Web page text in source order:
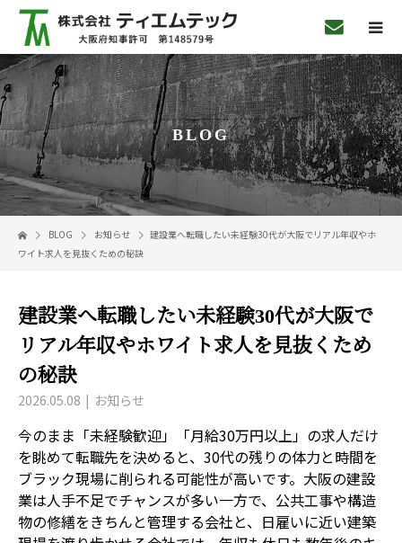
BLOG
BLOG お知らせ
建設業へ転職したい未経験30代が大阪でリアル年収やホ
ワイト求人を見抜くための秘訣
建設業へ転職したい未経験30代が大阪で
リアル年収やホワイト求人を見抜くため
の秘訣
2026.05.08 お知らせ
今のまま「未経験歓迎」「月給30万円以上」の求人だけ
を眺めて転職先を決めると、30代の残りの体力と時間を
ブラック現場に削られる可能性が高いです。大阪の建設
業は人手不足でチャンスが多い一方で、公共工事や構造
物の修繕をきちんと管理する会社と、日雇いに近い建築